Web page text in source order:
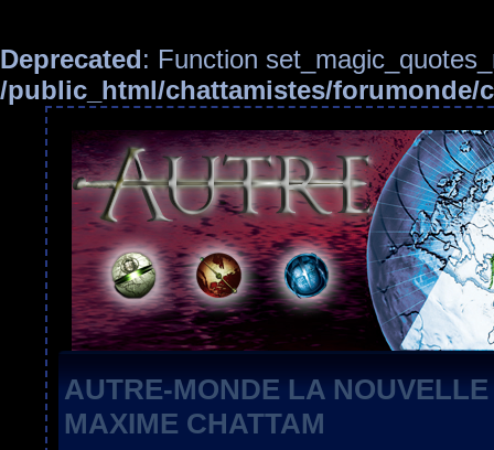
Deprecated: Function
/public_html/chattamistes/forumonde/
AUTRE-MONDE LA
MAXIME CHATTAM